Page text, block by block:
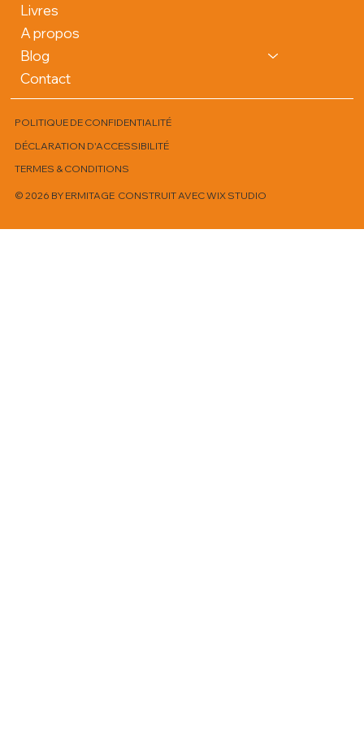
POLITIQUE DE CONFIDENTIALITÉ
TERMES & CONDITIONS
DÉCLARATION D'ACCESSIBILITÉ
© 2026 BY ERMITAGE CONSTRUIT AVECWIX STUDIO
Livres
A propos
Blog
Contact